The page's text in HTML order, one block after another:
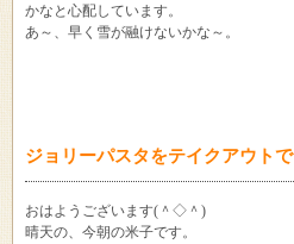
かなと心配しています。
あ～、早く雪が融けないかな～。
ジョリーパスタをテイクアウトで
おはようございます(＾◇＾)
晴天の、今朝の米子です。